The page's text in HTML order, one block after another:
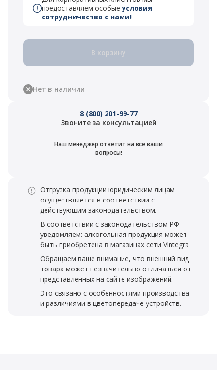
предоставляем особыеусловия
сотрудничества с нами!
В корзину
Нет в наличии
8 (800) 201-99-77
Звоните за консультацией
Наш менеджер ответит на все ваши
вопросы!
Отгрузка продукции юридическим лицам
осуществляется в соответствии с
действующим законодательством.
В соответствии с законодательством РФ
уведомляем: алкогольная продукция может
быть приобретена в магазинах сети Vintegra
Обращаем ваше внимание, что внешний вид
товара может незначительно отличаться от
представленных на сайте изображений.
Это связано с особенностями производства
и различиями в цветопередаче устройств.